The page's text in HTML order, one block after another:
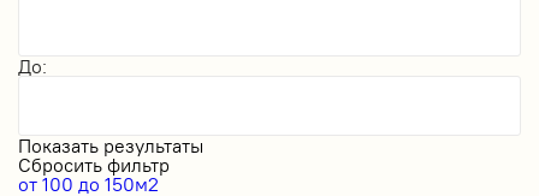
До:
Показать результаты
Сбросить фильтр
от 100 до 150м2